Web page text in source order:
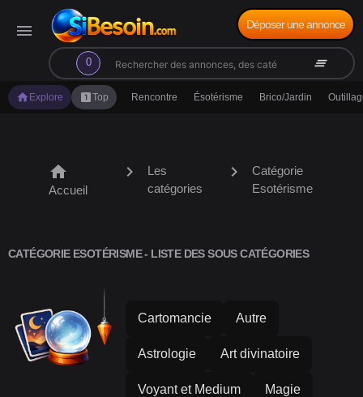
menu
0
search clear_all
Déposer une annonce
home Explore looks_oneTop Rencontre Ésotérisme Brico/Jardin
home
Accueil
chevron_right
Les
catégories
chevron_right
Catégorie
Esotérisme
CATÉGORIE ESOTÉRISME - LISTE DES SOUS CATÉGORIES
Cartomancie Autre
Astrologie Art divinatoire
Voyant et Medium Magie